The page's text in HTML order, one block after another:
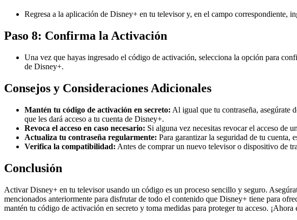
Regresa a la aplicación de Disney+ en tu televisor y, en el campo correspondiente,
Paso 8: Confirma la Activación
Una vez que hayas ingresado el código de activación, selecciona la opción para
de Disney+.
Consejos y Consideraciones Adicionales
Mantén tu código de activación en secreto: Al igual que tu contraseña, asegúrate
que les dará acceso a tu cuenta de Disney+.
Revoca el acceso en caso necesario: Si alguna vez necesitas revocar el acceso de
Actualiza tu contraseña regularmente: Para garantizar la seguridad de tu cuenta,
Verifica la compatibilidad: Antes de comprar un nuevo televisor o dispositivo de
Conclusión
Activar Disney+ en tu televisor usando un código es un proceso sencillo y seguro.
mencionados anteriormente para disfrutar de todo el contenido que Disney+ tiene para
mantén tu código de activación en secreto y toma medidas para proteger tu acceso.